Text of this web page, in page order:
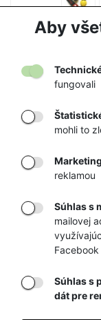
Aby
fungovali
mohli to
reklamou
Súhlas s
mailovej
Súhlas s
dát pre
TOVARU
VÁM